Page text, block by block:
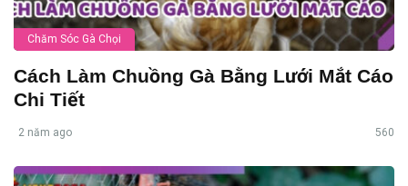
Chăm Sóc Gà Chọi
Cách Làm Chuồng Gà Bằng Lưới Mắt Cáo
Chi Tiết
2 năm ago 560